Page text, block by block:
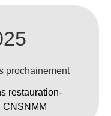
prochainement
restauration-
CNSNMM